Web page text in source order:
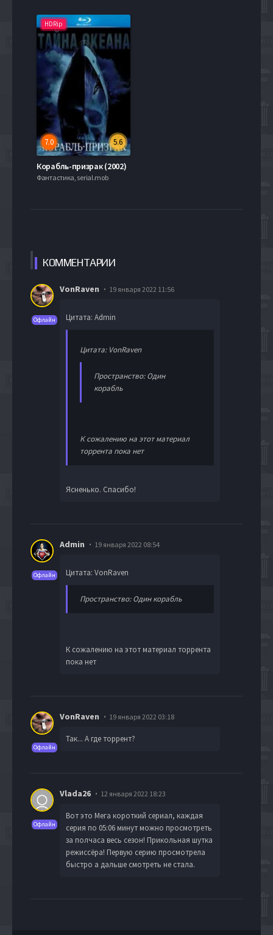
HDRip
5.6
7.0
Корабль-призрак (2002)
Фантастика, serial.mob
КОММЕНТАРИИ
Офлайн
VonRaven 19 января 2022 11:56
Цитата: Admin
Цитата: VonRaven
Пространство: Один
корабль
К сожалению на этот материал
торрента пока нет
Ясненько. Спасибо!
Офлайн
Admin 19 января 2022 08:54
Цитата: VonRaven
Пространство: Один корабль
К сожалению на этот материал торрента
пока нет
Офлайн
VonRaven 19 января 2022 03:18
Так... А где торрент?
Офлайн
Vlada26 12 января 2022 18:23
Вот это Мега короткий сериал, каждая
серия по 05:06 минут можно просмотреть
за полчаса весь сезон! Прикольная шутка
режиссёра! Первую серию просмотрела
быстро а дальше смотреть не стала.